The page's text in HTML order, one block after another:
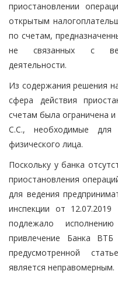
приостановлении
открытым
по счетам,
не связанных с
деятельности.
Из содержания решения
сфера действия
счетам была ограничена
С.С., необходимые для
физического лица.
Поскольку у банка
приостановления
для ведения
инспекции от
подлежало
привлечение Банка ВТБ
предусмотренной
является неправомерным.